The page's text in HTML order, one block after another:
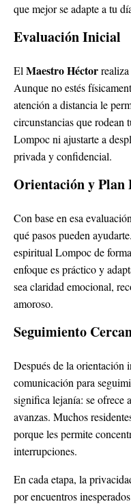
que mejor se adapte a tu
Evaluación Inicial
El Maestro Héctor
Aunque no estés
atención a distancia le
circunstancias que rodean
Lompoc ni ajustarte a
privada y confidencial.
Orientación y Plan
Con base en esa
qué pasos pueden
espiritual Lompoc de
enfoque es práctico y
sea claridad emocional,
amoroso.
Seguimiento
Después de la orientación
comunicación para
significa lejanía: se ofrece
avanzas. Muchos
porque les permite
interrupciones.
En cada etapa, la
por encuentros